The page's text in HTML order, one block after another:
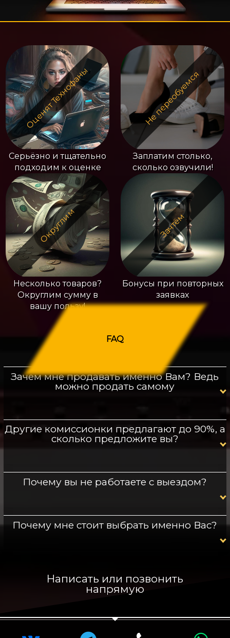
Оценят Технофаны
Серьёзно и тщательно
подходим к оценке
Не переобуемся
Заплатим столько,
сколько озвучили!
Округлим
Несколько товаров?
Округлим сумму в
вашу пользу!
Зачтём
Бонусы при повторных
заявках
FAQ
Зачем мне продавать именно Вам? Ведь
можно продать самому
Другие комиссионки предлагают до 90%, а
сколько предложите вы?
Почему вы не работаете с выездом?
Почему мне стоит выбрать именно Вас?
Написать или позвонить
напрямую